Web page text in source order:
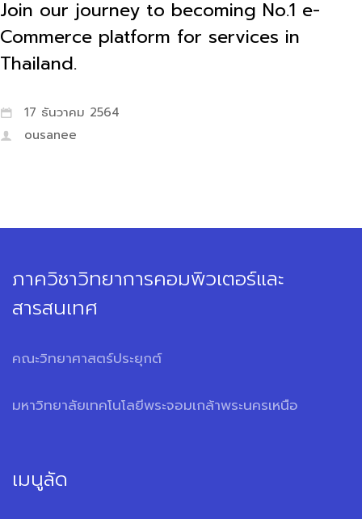
Join our journey to becoming No.1 e-
Commerce platform for services in
Thailand.
17 ธันวาคม 2564
ousanee
ภาควิชาวิทยาการคอมพิวเตอร์และ
สารสนเทศ
คณะวิทยาศาสตร์ประยุกต์
มหาวิทยาลัยเทคโนโลยีพระจอมเกล้าพระนครเหนือ
เมนูลัด